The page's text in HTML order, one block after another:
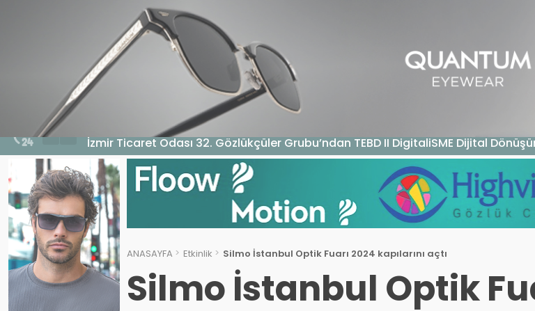
EKONOMI MAGAZIN
5 Ağustos 2026 - 10:14
İzmir Ticaret Odası 32. Gözlükçüler Grubu’ndan TEBD II DigitaliSME Dijital
ANASAYFA Etkinlik Silmo İstanbul Optik Fuarı 2024 kapılarını açtı
Silmo İstanbul Optik